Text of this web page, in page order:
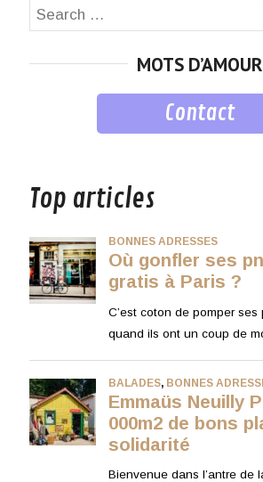
Search
MOTS D’AMOUR
Contact
Top articles